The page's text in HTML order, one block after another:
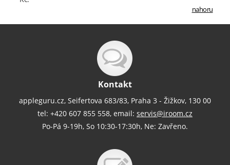
nahoru
Kontakt
appleguru.cz, Seifertova 683/83, Praha 3 - Žižkov, 130 00
tel: +420 607 855 558, email: servis@iroom.cz
Po-Pá 9-19h, So 10:30-17:30h, Ne: Zavřeno.